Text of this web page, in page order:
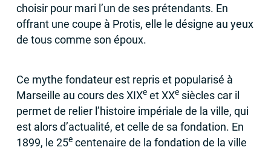
choisir pour mari l’un de ses prétendants. En
offrant une coupe à Protis, elle le désigne au yeux
de tous comme son époux.
Ce mythe fondateur est repris et popularisé à
Marseille au cours desXIXeetXXesiècles car il
permet de relier l’histoire impériale de la ville, qui
est alors d’actualité, et celle de sa fondation. En
1899, le 25ecentenaire de la fondation de la ville